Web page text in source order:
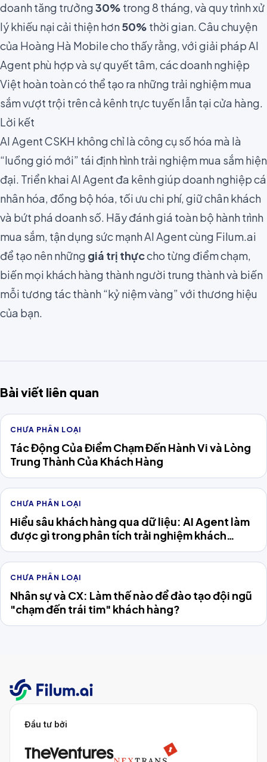
doanh tăng trưởng30% trong 8 tháng, và quy trình xử
lý khiếu nại cải thiện hơn50% thời gian. Câu chuyện
của Hoàng Hà Mobile cho thấy rằng, với giải pháp AI
Agent phù hợp và sự quyết tâm, các doanh nghiệp
Việt hoàn toàn có thể tạo ra những trải nghiệm mua
sắm vượt trội trên cả kênh trực tuyến lẫn tại cửa hàng.
Lời kết
AI Agent CSKH không chỉ là công cụ số hóa mà là
“luồng gió mới” tái định hình trải nghiệm mua sắm hiện
đại. Triển khai AI Agent đa kênh giúp doanh nghiệp cá
nhân hóa, đồng bộ hóa, tối ưu chi phí, giữ chân khách
và bứt phá doanh số. Hãy đánh giá toàn bộ hành trình
mua sắm, tận dụng sức mạnh AI Agent cùng Filum.ai
để tạo nên những giá trị thựccho từng điểm chạm,
biến mọi khách hàng thành người trung thành và biến
mỗi tương tác thành “kỷ niệm vàng” với thương hiệu
của bạn.
Bài viết liên quan
CHƯA PHÂN LOẠI
Tác Động Của Điểm Chạm Đến Hành Vi và Lòng
Trung Thành Của Khách Hàng
CHƯA PHÂN LOẠI
Hiểu sâu khách hàng qua dữ liệu: AI Agent làm
được gì trong phân tích trải nghiệm khách
hàng?
CHƯA PHÂN LOẠI
Nhân sự và CX: Làm thế nào để đào tạo đội ngũ
"chạm đến trái tim" khách hàng?
Đầu tư bởi